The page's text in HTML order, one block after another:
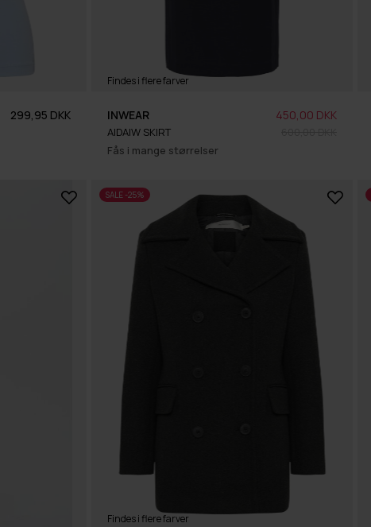
299,95 DKK
Findes i flere farver
Fås i mange størrelser
INWEAR
AIDAIW SKIRT
450,00 DKK
SALE -25%
Findes i flere farver